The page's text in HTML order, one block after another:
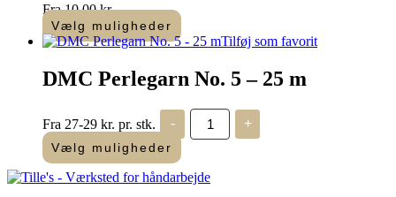
Mulighederne
kan
vælges
varesiden
Fra10,00kr.
Vælg muligheder
Dette
har
flere
Mulighederne
kan
vælges
på
varesiden
Tilføj som favorit
DMC Perlegarn No. 5 – 25 m
Fra 27-29 kr. pr. stk. -
DMC
Perlegarn
No.
25
+
Vælg muligheder